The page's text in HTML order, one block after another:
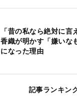
「昔の私なら絶対に言
香織が明かす「嫌いな
になった理由
記事ランキン